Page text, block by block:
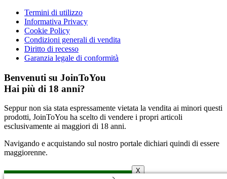
Termini di utilizzo
Informativa Privacy
Cookie Policy
Condizioni generali di vendita
Diritto di recesso
Garanzia legale di conformità
Benvenuti su JoinToYou
Hai più di 18 anni?
Seppur non sia stata espressamente vietata la vendita ai minori questi
prodotti, JoinToYou ha scelto di vendere i propri articoli
esclusivamente ai maggiori di 18 anni.
Navigando e acquistando sul nostro portale dichiari quindi di essere
maggiorenne.
X